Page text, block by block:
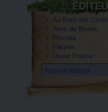
Au Bord des
Terre de Brume
Piccolia
Fleurus
Ouest France
Tous les éditeurs